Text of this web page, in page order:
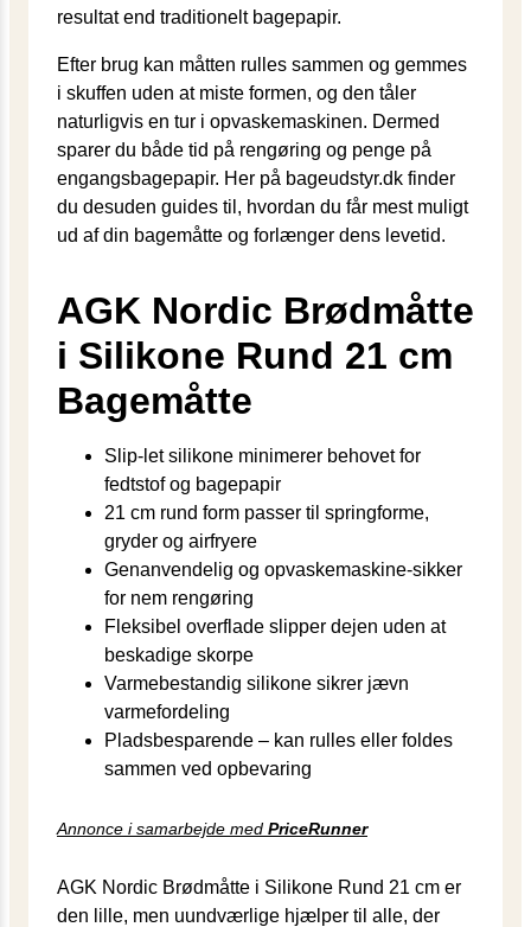
resultat end traditionelt bagepapir.
Efter brug kan måtten rulles sammen og gemmes
i skuffen uden at miste formen, og den tåler
naturligvis en tur i opvaskemaskinen. Dermed
sparer du både tid på rengøring og penge på
engangsbagepapir. Her på bageudstyr.dk finder
du desuden guides til, hvordan du får mest muligt
ud af din bagemåtte og forlænger dens levetid.
AGK Nordic Brødmåtte
i Silikone Rund 21 cm
Bagemåtte
Slip-let silikone minimerer behovet for
fedtstof og bagepapir
21 cm rund form passer til springforme,
gryder og airfryere
Genanvendelig og opvaskemaskine-sikker
for nem rengøring
Fleksibel overflade slipper dejen uden at
beskadige skorpe
Varmebestandig silikone sikrer jævn
varmefordeling
Pladsbesparende – kan rulles eller foldes
sammen ved opbevaring
Annonce i samarbejde med PriceRunner
AGK Nordic Brødmåtte i Silikone Rund 21 cm er
den lille, men uundværlige hjælper til alle, der